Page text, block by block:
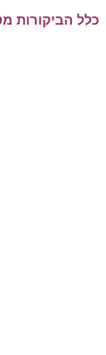
כלל הביקורות